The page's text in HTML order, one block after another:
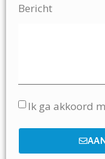
Bericht
Ik ga akkoord